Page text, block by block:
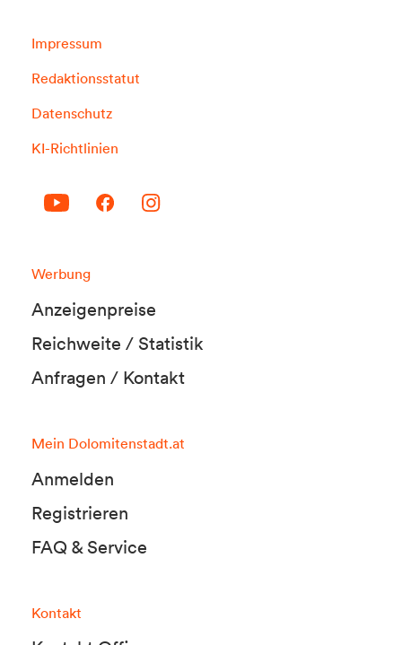
Impressum
Redaktionsstatut
Datenschutz
KI-Richtlinien
Werbung
Anzeigenpreise
Reichweite / Statistik
Anfragen / Kontakt
Mein Dolomitenstadt.at
Anmelden
Registrieren
FAQ & Service
Kontakt